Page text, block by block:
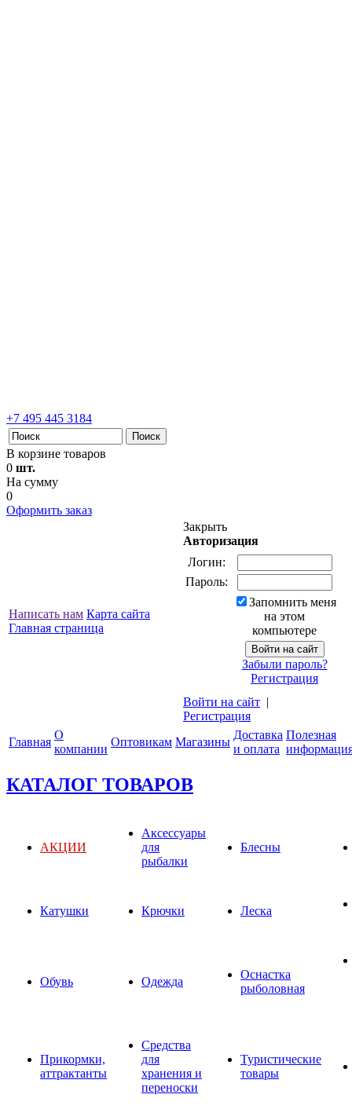
+7 495 445 3184
В корзине товаров
0 шт.
На сумму
0
Оформить заказ
Написать нам Карта сайта
Главная страница
Закрыть
Авторизация
Логин:
Пароль:
Запомнить меня
на этом
компьютере
Забыли пароль?
Регистрация
Войти на сайт |
Регистрация
Главная
О
компании
Оптовикам Магазины
Доставка
и оплата
Полезная
КАТАЛОГ ТОВАРОВ
АКЦИИ
Аксессуары
для
рыбалки
Блесны
Катушки Крючки Леска
Обувь Одежда
Оснастка
рыболовная
Прикормки,
аттрактанты
Средства
для
хранения и
переноски
Туристические
товары